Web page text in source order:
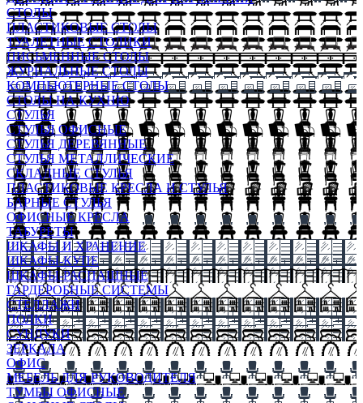
СТОЛЫ
ПЛАСТИКОВЫЕ СТОЛЫ
ТУАЛЕТНЫЕ СТОЛИКИ
ПИСЬМЕННЫЕ СТОЛЫ
ЖУРНАЛЬНЫЕ СТОЛЫ
КОМПЬЮТЕРНЫЕ СТОЛЫ
СТОЛЫ НА КУХНЮ
СТУЛЬЯ
СТУЛЬЯ ОФИСНЫЕ
СТУЛЬЯ ДЕРЕВЯННЫЕ
СТУЛЬЯ МЕТАЛЛИЧЕСКИЕ
СКЛАДНЫЕ СТУЛЬЯ
ПЛАСТИКОВЫЕ КРЕСЛА И СТУЛЬЯ
БАРНЫЕ СТУЛЬЯ
ОФИСНЫЕ КРЕСЛА
ТАБУРЕТЫ
ШКАФЫ И ХРАНЕНИЕ
ШКАФЫ-КУПЕ
ШКАФЫ-РАСПАШНЫЕ
ГАРДЕРОБНЫЕ СИСТЕМЫ
СТЕЛЛАЖИ
ПОЛКИ
СУНДУКИ
ЗЕРКАЛА
ОФИС
МЕБЕЛЬ ДЛЯ РУКОВОДИТЕЛЯ
ТУМБЫ ОФИСНЫЕ